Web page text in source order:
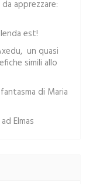
apprezzare:
est!
un quasi
simili allo
di Maria
Elmas